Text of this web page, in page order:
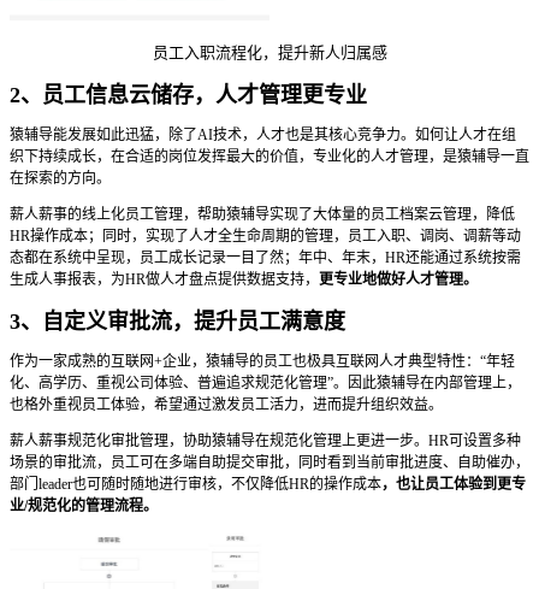
员工入职流程化，提升新人归属感
2、员工信息云储存，人才管理更专业
猿辅导能发展如此迅猛，除了AI技术，人才也是其核心竞争力。如何让人才在组
织下持续成长，在合适的岗位发挥最大的价值，专业化的人才管理，是猿辅导一直
在探索的方向。
薪人薪事的线上化员工管理，帮助猿辅导实现了大体量的员工档案云管理，降低
HR操作成本；同时，实现了人才全生命周期的管理，员工入职、调岗、调薪等动
态都在系统中呈现，员工成长记录一目了然；年中、年末，HR还能通过系统按需
生成人事报表，为HR做人才盘点提供数据支持， 更专业地做好人才管理。
3、自定义审批流，提升员工满意度
作为一家成熟的互联网+企业，猿辅导的员工也极具互联网人才典型特性：“年轻
化、高学历、重视公司体验、普遍追求规范化管理”。因此猿辅导在内部管理上，
也格外重视员工体验，希望通过激发员工活力，进而提升组织效益。
薪人薪事规范化审批管理，协助猿辅导在规范化管理上更进一步。HR可设置多种
场景的审批流，员工可在多端自助提交审批，同时看到当前审批进度、自助催办，
部门leader也可随时随地进行审核，不仅降低HR的操作成本，也让员工体验到更专
业/规范化的管理流程。